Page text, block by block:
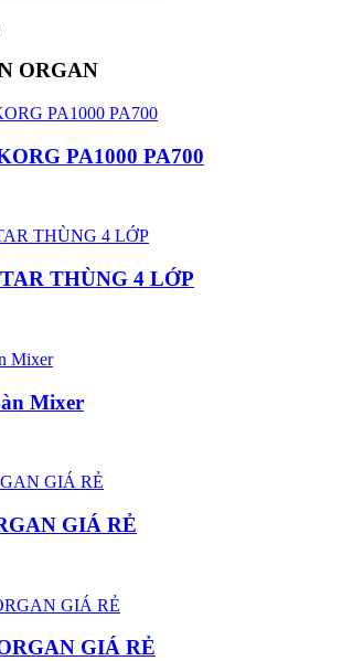
ORGAN
PA1000 PA700
THÙNG 4 LỚP
Mixer
GIÁ RẺ
GIÁ RẺ